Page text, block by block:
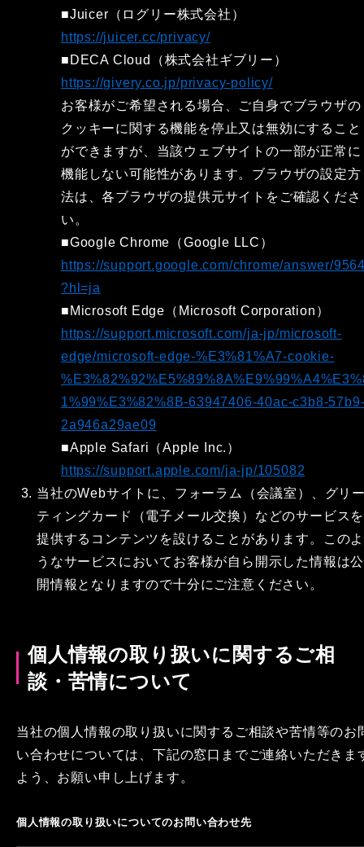
■Juicer（ログリー株式会社）
https://juicer.cc/privacy/
■DECA Cloud（株式会社ギブリー）
https://givery.co.jp/privacy-policy/
お客様がご希望される場合、ご自身でブラウザの
クッキーに関する機能を停止又は無効にすること
ができますが、当該ウェブサイトの一部が正常に
機能しない可能性があります。ブラウザの設定方
法は、各ブラウザの提供元サイトをご確認くださ
い。
■Google Chrome（Google LLC）
https://support.google.com/chrome/answer/
?hl=ja
■Microsoft Edge（Microsoft Corporation）
https://support.microsoft.com/ja-jp/microsoft-
edge/microsoft-edge-%E3%81%A7-cookie-
1%99%E3%82%8B-63947406-40ac-c3b8-
2a946a29ae09
■Apple Safari（Apple Inc.）
https://support.apple.com/ja-jp/105082
当社のWebサイトに、フォーラム（会議室）、グリ
ティングカード（電子メール交換）などのサービスを
提供するコンテンツを設けることがあります。このよ
うなサービスにおいてお客様が自ら開示した情報は公
開情報となりますので十分にご注意ください。
個人情報の取り扱いに関するご相
談・苦情について
当社の個人情報の取り扱いに関するご相談や苦情等のお
い合わせについては、下記の窓口までご連絡いただきま
よう、お願い申し上げます。
個人情報の取り扱いについてのお問い合わせ先